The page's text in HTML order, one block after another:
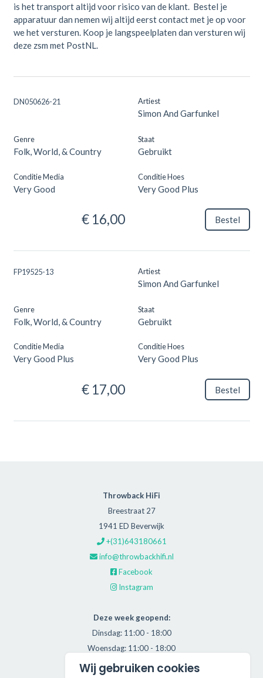
is het transport altijd voor risico van de klant. Bestel je
apparatuur dan nemen wij altijd eerst contact met je op voor
we het versturen. Koop je langspeelplaten dan versturen wij
deze zsm met PostNL.
DN050626-21 Artiest
Simon And Garfunkel
Genre
Folk, World, & Country
Staat
Gebruikt
Conditie Media
Very Good
Conditie Hoes
Very Good Plus
€ 16,00 Bestel
FP19525-13 Artiest
Simon And Garfunkel
Genre
Folk, World, & Country
Staat
Gebruikt
Conditie Media
Very Good Plus
Conditie Hoes
Very Good Plus
€ 17,00 Bestel
Throwback HiFi
Breestraat 27
1941 ED Beverwijk
+(31)643180661
info@throwbackhifi.nl
Facebook
Instagram
Deze week geopend:
Dinsdag: 11:00 - 18:00
Woensdag: 11:00 - 18:00
Donderdag: 11:00 - 21:00
Wij gebruiken cookies